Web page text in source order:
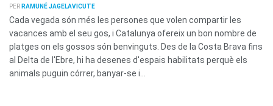
PER RAMUNÉ JAGELAVICUTE
Cada vegada són més les persones que volen compartir les
vacances amb el seu gos, i Catalunya ofereix un bon nombre de
platges on els gossos són benvinguts. Des de la Costa Brava fins
al Delta de l'Ebre, hi ha desenes d'espais habilitats perquè els
animals puguin córrer, banyar-se i...